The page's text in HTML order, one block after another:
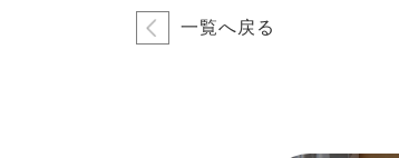
一覧へ戻る